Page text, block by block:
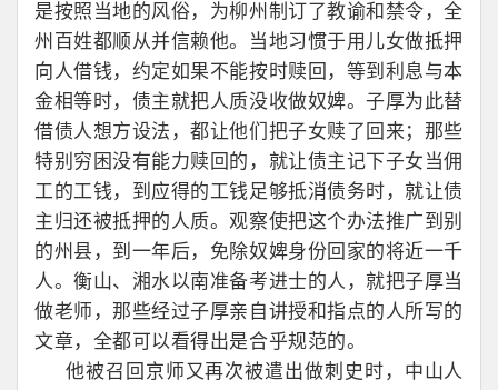
是按照当地的风俗，为柳州制订了教谕和禁令，全
州百姓都顺从并信赖他。当地习惯于用儿女做抵押
向人借钱，约定如果不能按时赎回，等到利息与本
金相等时，债主就把人质没收做奴婢。子厚为此替
借债人想方设法，都让他们把子女赎了回来；那些
特别穷困没有能力赎回的，就让债主记下子女当佣
工的工钱，到应得的工钱足够抵消债务时，就让债
主归还被抵押的人质。观察使把这个办法推广到别
的州县，到一年后，免除奴婢身份回家的将近一千
人。衡山、湘水以南准备考进士的人，就把子厚当
做老师，那些经过子厚亲自讲授和指点的人所写的
文章，全都可以看得出是合乎规范的。
他被召回京师又再次被遣出做刺史时，中山人